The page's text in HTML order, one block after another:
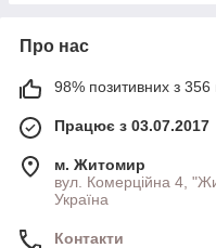
Про нас
98% позитивних з 356
Працює з 03.07.2017
м. Житомир
вул. Комерційна 4,
Україна
Контакти